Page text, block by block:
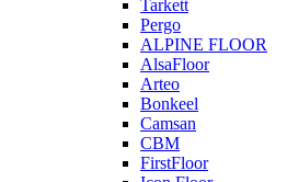
Tarkett
Pergo
ALPINE FLOOR
AlsaFloor
Arteo
Bonkeel
Camsan
CBM
FirstFloor